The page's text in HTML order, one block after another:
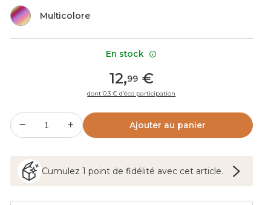
Multicolore
12,99€
dont 0.3 € d’éco participation
Ajouter au panier
Cumulez 1 pointde fidélité avec cet article.